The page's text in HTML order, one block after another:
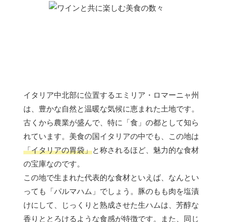
イタリア中北部に位置するエミリア・ロマーニャ州
は、豊かな自然と温暖な気候に恵まれた土地です。
古くから農業が盛んで、特に「食」の都として知ら
れています。美食の国イタリアの中でも、この地は
「イタリアの胃袋」と称されるほど、魅力的な食材
の宝庫なのです。
この地で生まれた代表的な食材といえば、なんとい
っても「パルマハム」でしょう。豚のもも肉を塩漬
けにして、じっくりと熟成させた生ハムは、芳醇な
香りととろけるような食感が特徴です。また、同じ